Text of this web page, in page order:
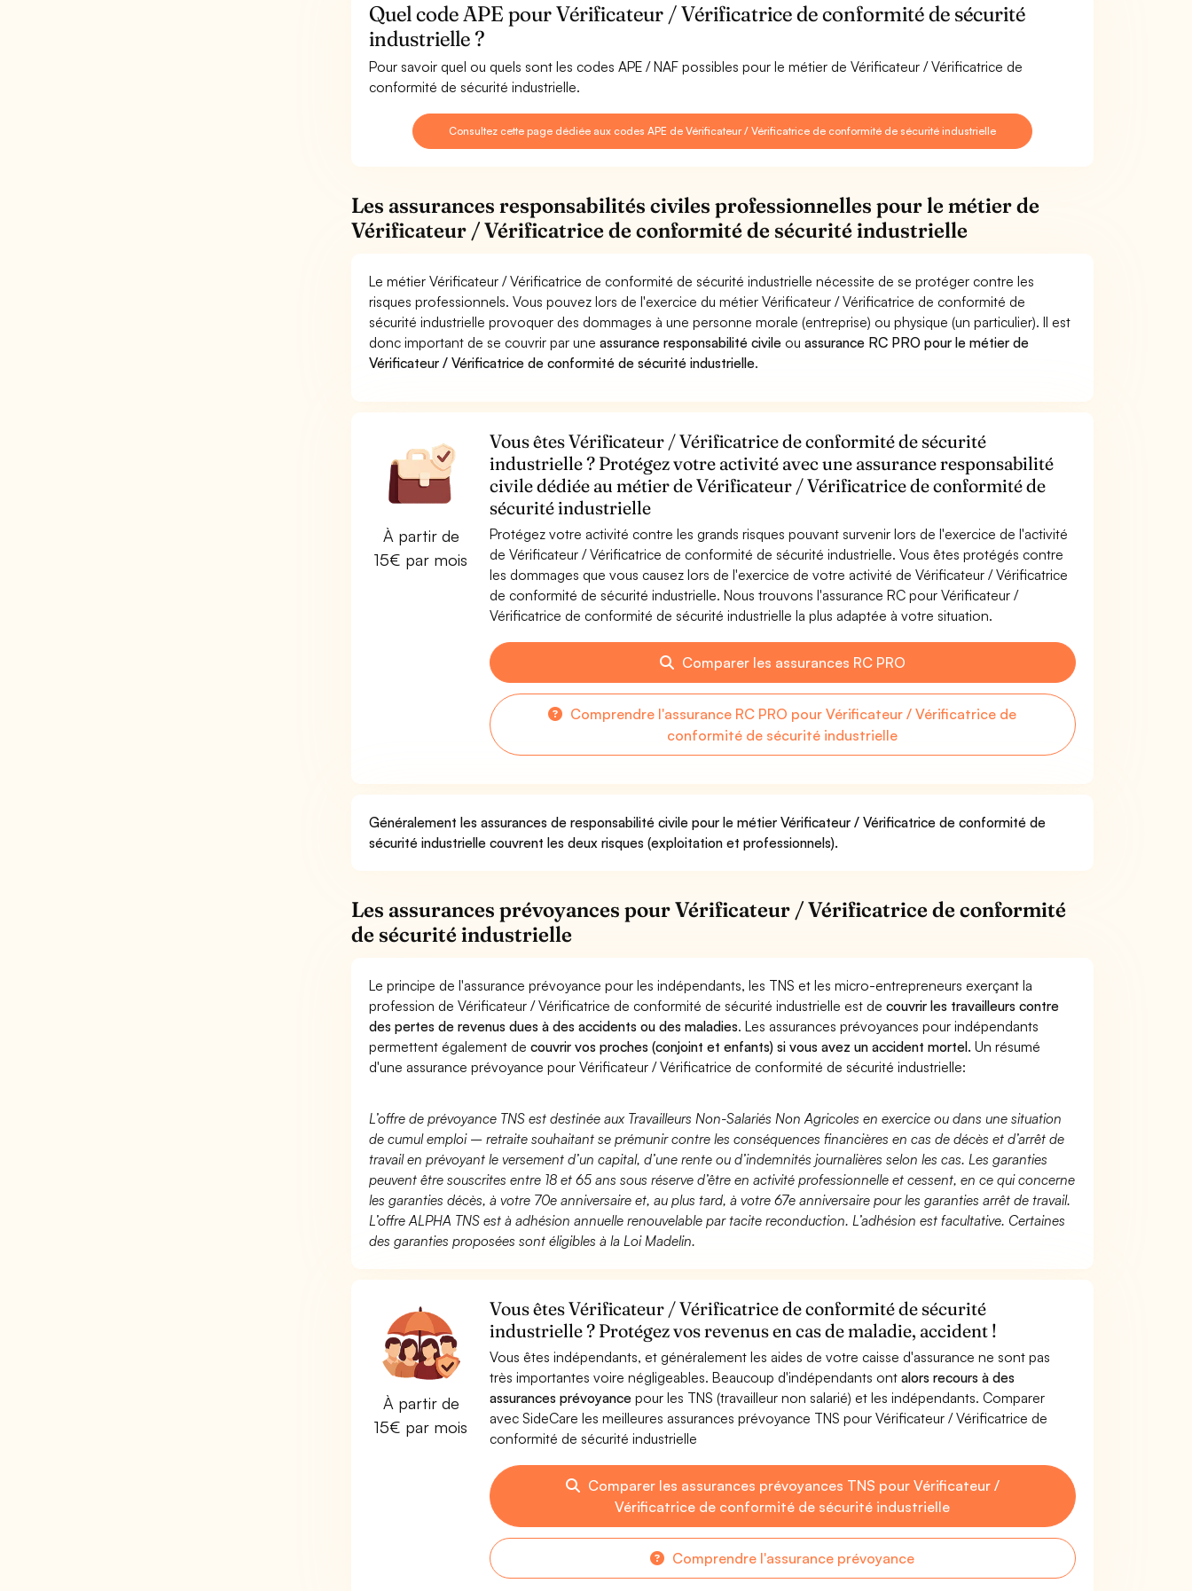
Quel code APE pour Vérificateur / Vérificatrice de conformité de sécurité
industrielle ?
Pour savoir quel ou quels sont les codes APE / NAF possibles pour le métier de Vérificateur / Vérificatrice de
conformité de sécurité industrielle.
Consultez cette page dédiée aux codes APE de Vérificateur / Vérificatrice de conformité de sécurité industrielle
Les assurances responsabilités civiles professionnelles pour le métier de
Vérificateur / Vérificatrice de conformité de sécurité industrielle
Le métier Vérificateur / Vérificatrice de conformité de sécurité industrielle nécessite de se protéger contre les
risques professionnels. Vous pouvez lors de l'exercice du métier Vérificateur / Vérificatrice de conformité de
sécurité industrielle provoquer des dommages à une personne morale (entreprise) ou physique (un particulier). Il est
donc important de se couvrir par uneassurance responsabilité civile ouassurance RC PRO pour le métier de
Vérificateur / Vérificatrice de conformité de sécurité industrielle.
À partir de
15€ par mois
Vous êtes Vérificateur / Vérificatrice de conformité de sécurité
industrielle ? Protégez votre activité avec une assurance responsabilité
civile dédiée au métier de Vérificateur / Vérificatrice de conformité de
sécurité industrielle
Protégez votre activité contre les grands risques pouvant survenir lors de l'exercice de l'activité
de Vérificateur / Vérificatrice de conformité de sécurité industrielle. Vous êtes protégés contre
les dommages que vous causez lors de l'exercice de votre activité de Vérificateur / Vérificatrice
de conformité de sécurité industrielle. Nous trouvons l'assurance RC pour Vérificateur /
Vérificatrice de conformité de sécurité industrielle la plus adaptée à votre situation.
Comparer les assurances RC PRO
Comprendre l'assurance RC PRO pour Vérificateur / Vérificatrice de
conformité de sécurité industrielle
Généralement les assurances de responsabilité civile pour le métier Vérificateur / Vérificatrice de conformité de
sécurité industrielle couvrent les deux risques (exploitation et professionnels).
Les assurances prévoyances pour Vérificateur / Vérificatrice de conformité
de sécurité industrielle
Le principe de l'assurance prévoyance pour les indépendants, les TNS et les micro-entrepreneurs exerçant la
profession de Vérificateur / Vérificatrice de conformité de sécurité industrielle est decouvrir les travailleurs contre
des pertes de revenus dues à des accidents ou des maladies. Les assurances prévoyances pour indépendants
permettent également decouvrir vos proches (conjoint et enfants) si vous avez un accident mortel. Un résumé
d'une assurance prévoyance pour Vérificateur / Vérificatrice de conformité de sécurité industrielle:
L’offre de prévoyance TNS est destinée aux Travailleurs Non-Salariés Non Agricoles en exercice ou dans une situation
de cumul emploi – retraite souhaitant se prémunir contre les conséquences financières en cas de décès et d’arrêt de
travail en prévoyant le versement d’un capital, d’une rente ou d’indemnités journalières selon les cas. Les garanties
peuvent être souscrites entre 18 et 65 ans sous réserve d’être en activité professionnelle et cessent, en ce qui concerne
les garanties décès, à votre 70e anniversaire et, au plus tard, à votre 67e anniversaire pour les garanties arrêt de travail.
L’offre ALPHA TNS est à adhésion annuelle renouvelable par tacite reconduction. L’adhésion est facultative. Certaines
des garanties proposées sont éligibles à la Loi Madelin.
À partir de
15€ par mois
Vous êtes Vérificateur / Vérificatrice de conformité de sécurité
industrielle ? Protégez vos revenus en cas de maladie, accident !
Vous êtes indépendants, et généralement les aides de votre caisse d'assurance ne sont pas
très importantes voire négligeables. Beaucoup d'indépendants ont alors recours à des
assurances prévoyancepour les TNS (travailleur non salarié) et les indépendants. Comparer
avec SideCare les meilleures assurances prévoyance TNS pour Vérificateur / Vérificatrice de
conformité de sécurité industrielle
Comparer les assurances prévoyances TNS pour Vérificateur /
Vérificatrice de conformité de sécurité industrielle
Comprendre l'assurance prévoyance